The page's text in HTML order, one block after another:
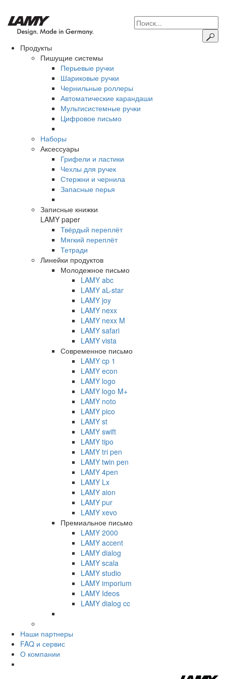
Продукты
Пишущие системы
Перьевые ручки
Шариковые ручки
Чернильные роллеры
Автоматические карандаши
Мультисистемные ручки
Цифровое письмо
Наборы
Аксессуары
Грифели и ластики
Чехлы для ручек
Стержни и чернила
Запасные перья
Записные книжки
LAMY paper
Твёрдый переплёт
Мягкий переплёт
Тетради
Линейки продуктов
Молодежное письмо
LAMY abc
LAMY aL-star
LAMY joy
LAMY nexx
LAMY nexx M
LAMY safari
LAMY vista
Современное письмо
LAMY cp 1
LAMY econ
LAMY logo
LAMY logo M+
LAMY noto
LAMY pico
LAMY st
LAMY swift
LAMY tipo
LAMY tri pen
LAMY twin pen
LAMY 4pen
LAMY Lx
LAMY aion
LAMY pur
LAMY xevo
Премиальное письмо
LAMY 2000
LAMY accent
LAMY dialog
LAMY scala
LAMY studio
LAMY imporium
LAMY Ideos
LAMY dialog cc
Наши партнеры
FAQ и сервис
О компании